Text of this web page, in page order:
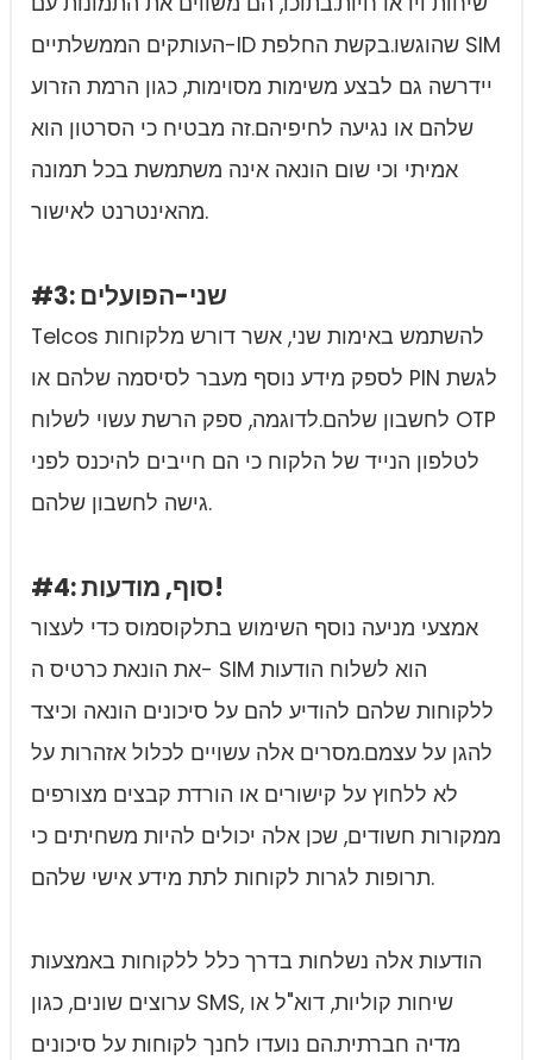
העותקים הממשלתיים-ID שהוגשו.בקשת החלפת SIM
יידרשה גם לבצע משימות מסוימות, כגון הרמת הזרוע
שלהם או נגיעה לחיפיהם.זה מבטיח כי הסרטון הוא
אמיתי וכי שום הונאה אינה משתמשת בכל תמונה
מהאינטרנט לאישור.
#3: שני-הפועלים
Telcos להשתמש באימות שני, אשר דורש מלקוחות
לספק מידע נוסף מעבר לסיסמה שלהם או PIN לגשת
לחשבון שלהם.לדוגמה, ספק הרשת עשוי לשלוח OTP
לטלפון הנייד של הלקוח כי הם חייבים להיכנס לפני
גישה לחשבון שלהם.
#4: סוף, מודעות!
אמצעי מניעה נוסף השימוש בתלקוסמוס כדי לעצור
את הונאת כרטיס ה- SIM הוא לשלוח הודעות
ללקוחות שלהם להודיע להם על סיכונים הונאה וכיצד
להגן על עצמם.מסרים אלה עשויים לכלול אזהרות על
לא ללחוץ על קישורים או הורדת קבצים מצורפים
ממקורות חשודים, שכן אלה יכולים להיות משחיתים כי
תרופות לגרות לקוחות לתת מידע אישי שלהם.
הודעות אלה נשלחות בדרך כלל ללקוחות באמצעות
ערוצים שונים, כגון SMS, שיחות קוליות, דוא"ל או
מדיה חברתית.הם נועדו לחנך לקוחות על סיכונים